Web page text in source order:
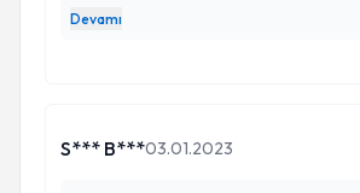
güven vermesi, her aradığımızda
kafamızda soru işareti
Hanımı.
Devamı
S*** B***03.01.2023